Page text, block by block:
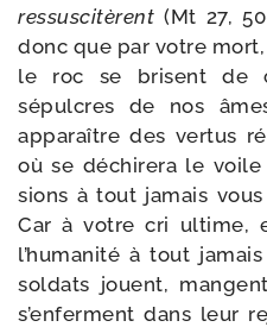
res­sus­ci­tèrent (Mt 27,
donc que par votre
le roc se brisent de
sépulcres de nos
appa­raître des ver­tus
où se déchi­re­ra le
sions à tout jamais
Car à votre cri ultime,
l’humanité à tout
sol­dats jouent,
s’enferment dans leur